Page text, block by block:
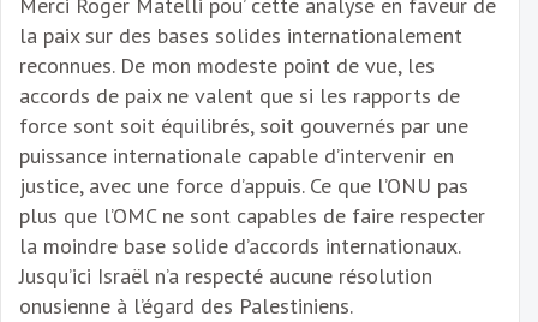
Merci Roger Matelli pou’ cette analyse en faveur de
la paix sur des bases solides internationalement
reconnues. De mon modeste point de vue, les
accords de paix ne valent que si les rapports de
force sont soit équilibrés, soit gouvernés par une
puissance internationale capable d’intervenir en
justice, avec une force d’appuis. Ce que l’ONU pas
plus que l’OMC ne sont capables de faire respecter
la moindre base solide d’accords internationaux.
Jusqu’ici Israël n’a respecté aucune résolution
onusienne à l’égard des Palestiniens.